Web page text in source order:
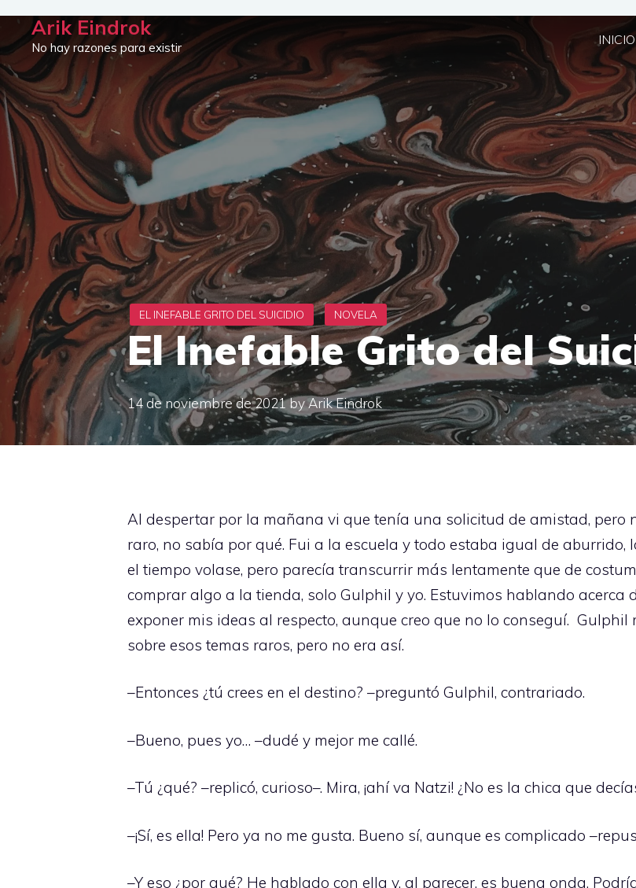
Saltar
contenido
Arik Eindrok
No hay razones para existir
INICIO
El Inefable Grito del
14 de noviembre de 2021byArik Eindrok
Al despertar por la mañana vi que tenía una solicitud de amistad, pero
raro, no sabía por qué. Fui a la escuela y todo estaba igual de
el tiempo volase, pero parecía transcurrir más lentamente que de
comprar algo a la tienda, solo Gulphil y yo. Estuvimos hablando acerca
exponer mis ideas al respecto, aunque creo que no lo conseguí.
sobre esos temas raros, pero no era así.
–Entonces ¿tú crees en el destino? –preguntó Gulphil, contrariado.
–Bueno, pues yo… –dudé y mejor me callé.
–Tú ¿qué? –replicó, curioso–. Mira, ¡ahí va Natzi! ¿No es la chica que
–¡Sí, es ella! Pero ya no me gusta. Bueno sí, aunque es complicado
–Y eso ¿por qué? He hablado con ella y, al parecer, es buena onda.